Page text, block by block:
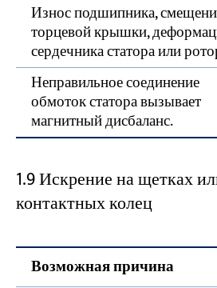
Износ подшипника,
торцевой крышки,
сердечника статора или
Неправильное соединение
обмоток статора вызывает
магнитный дисбаланс.
1.9 Искрение на щетках
контактных колец
Возможная причина